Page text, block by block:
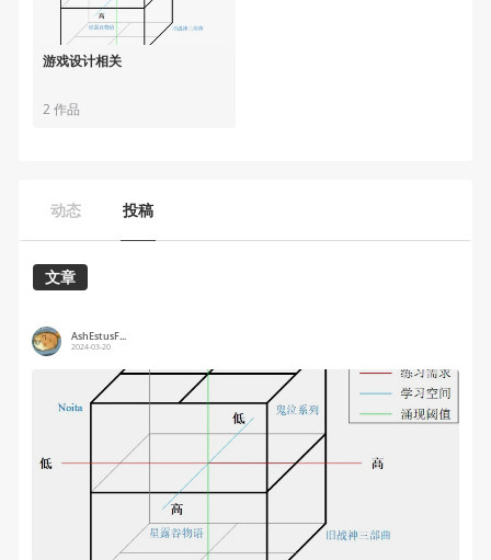
游戏设计相关
2 作品
动态 投稿
文章
AshEstusF...
2024-03-20